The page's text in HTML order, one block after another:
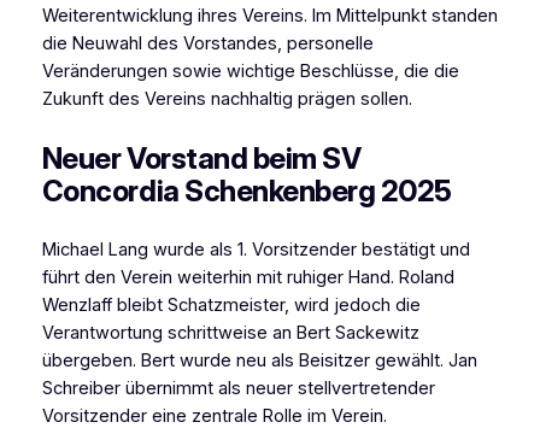
Weiterentwicklung ihres Vereins. Im Mittelpunkt standen
die Neuwahl des Vorstandes, personelle
Veränderungen sowie wichtige Beschlüsse, die die
Zukunft des Vereins nachhaltig prägen sollen.
Neuer Vorstand beim SV
Concordia Schenkenberg 2025
Michael Lang wurde als 1. Vorsitzender bestätigt und
führt den Verein weiterhin mit ruhiger Hand. Roland
Wenzlaff bleibt Schatzmeister, wird jedoch die
Verantwortung schrittweise an Bert Sackewitz
übergeben. Bert wurde neu als Beisitzer gewählt. Jan
Schreiber übernimmt als neuer stellvertretender
Vorsitzender eine zentrale Rolle im Verein.